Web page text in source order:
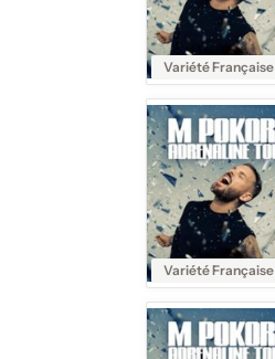
Variété Française
Variété Française